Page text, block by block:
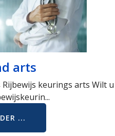
arts
Rijbewijs keurings arts Wilt
...